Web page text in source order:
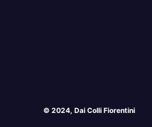
© 2024, Dai Colli Fiorentini